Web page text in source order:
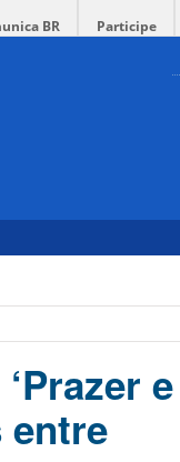
BR Participe
e
entre